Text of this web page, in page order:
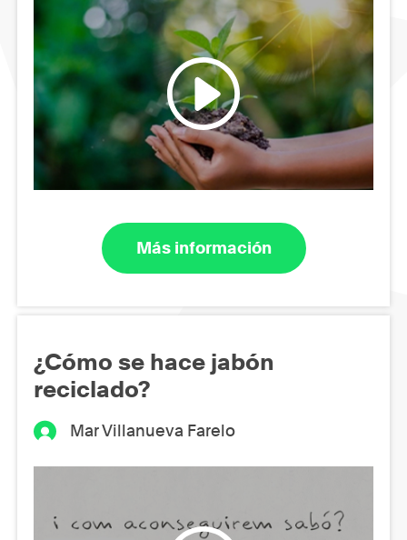
Más información
¿Cómo se hace jabón
reciclado?
Mar Villanueva Farelo